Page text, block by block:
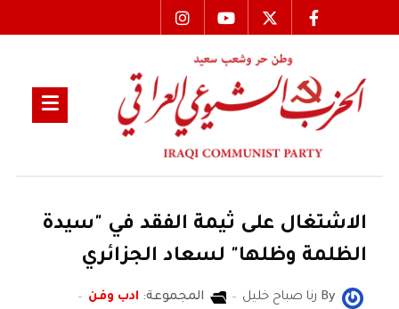
الاشتغال على ثيمة الفقد في "سيدة
الظلمة وظلها" لسعاد الجزائري
By رنا صباح خليل المجموعة: ادب وفن